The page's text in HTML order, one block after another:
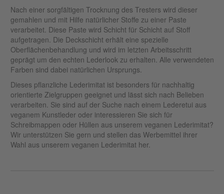
Nach einer sorgfältigen Trocknung des Tresters wird dieser
gemahlen und mit Hilfe natürlicher Stoffe zu einer Paste
verarbeitet. Diese Paste wird Schicht für Schicht auf Stoff
aufgetragen. Die Deckschicht erhält eine spezielle
Oberflächenbehandlung und wird im letzten Arbeitsschritt
geprägt um den echten Lederlook zu erhalten. Alle verwendeten
Farben sind dabei natürlichen Ursprungs.
Dieses pflanzliche Lederimitat ist besonders für nachhaltig
orientierte Zielgruppen geeignet und lässt sich nach Belieben
verarbeiten. Sie sind auf der Suche nach einem Lederetui aus
veganem Kunstleder oder interessieren Sie sich für
Schreibmappen oder Hüllen aus unserem veganen Lederimitat?
Wir unterstützen Sie gern und stellen das Werbemittel ihrer
Wahl aus unserem veganen Lederimitat her.